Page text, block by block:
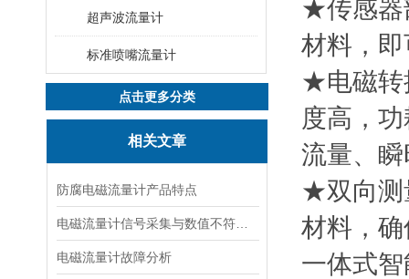
超声波流量计
标准喷嘴流量计
点击更多分类
相关文章
防腐电磁流量计产品特点
电磁流量计故障分析
★传感器
材料，
★电磁转
度高，
流量、
★双向测
材料，
一体式